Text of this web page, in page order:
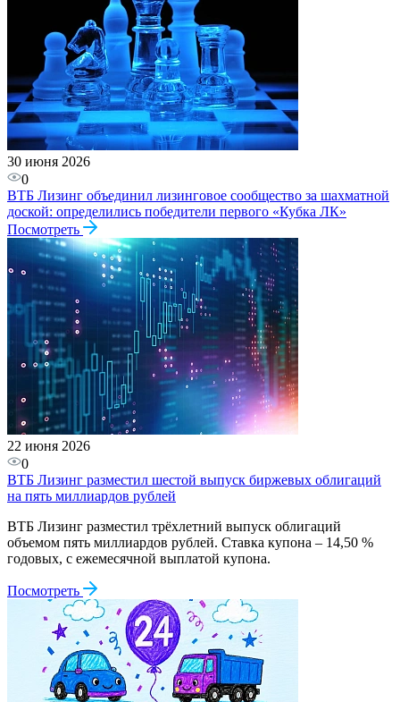
30 июня 2026
0
ВТБ Лизинг объединил лизинговое сообщество за шахматной
доской: определились победители первого «Кубка ЛК»
Посмотреть
22 июня 2026
0
ВТБ Лизинг разместил шестой выпуск биржевых облигаций
на пять миллиардов рублей
ВТБ Лизинг разместил трёхлетний выпуск облигаций
объемом пять миллиардов рублей. Ставка купона – 14,50 %
годовых, с ежемесячной выплатой купона.
Посмотреть